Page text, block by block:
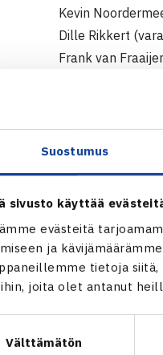
Suostumus
sivusto käyttää
evästeitä
ja
tietoja siitä,
joita olet antanut
Välttämätön
Kevin
Dille Rikkert
Frank van
Arvis Berzins 67
Suomi
Henrik Sillanpää
Henri Laaksonen